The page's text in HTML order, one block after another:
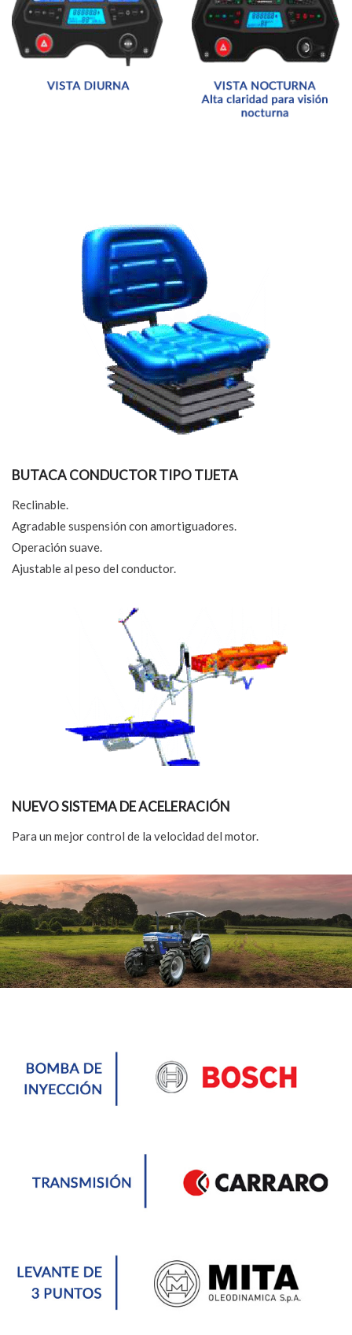
BUTACA CONDUCTOR TIPO TIJETA
Reclinable.
Agradable suspensión con amortiguadores.
Operación suave.
Ajustable al peso del conductor.
NUEVO SISTEMA DE ACELERACIÓN
Para un mejor control de la velocidad del motor.